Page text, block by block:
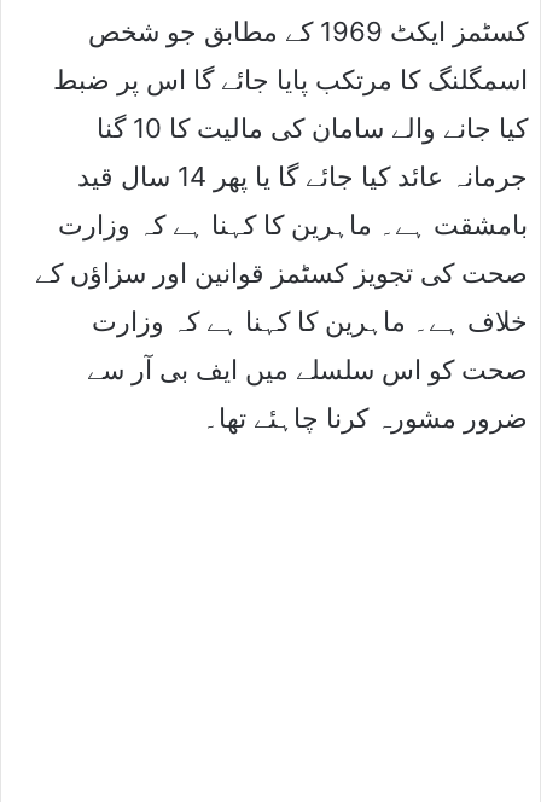
کسٹمز ایکٹ 1969 کے مطابق جو شخص
اسمگلنگ کا مرتکب پایا جائے گا اس پر ضبط
کیا جانے والے سامان کی مالیت کا 10 گنا
جرمانہ عائد کیا جائے گا یا پھر 14 سال قید
بامشقت ہے۔ ماہرین کا کہنا ہے کہ وزارت
صحت کی تجویز کسٹمز قوانین اور سزاﺅں کے
خلاف ہے۔ ماہرین کا کہنا ہے کہ وزارت
صحت کو اس سلسلے میں ایف بی آر سے
ضرور مشورہ کرنا چاہئے تھا۔